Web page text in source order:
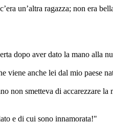
un’altra ragazza; non era
dopo aver dato la mano alla
viene anche lei dal mio paese
non smetteva di accarezzare
e di cui sono innamorata!"